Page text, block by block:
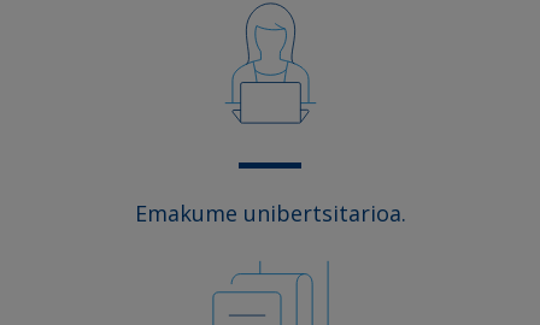
Emakume unibertsitarioa.